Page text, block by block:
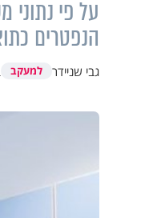
הנפטרים כתוצאה
גבי שניידר למעקב